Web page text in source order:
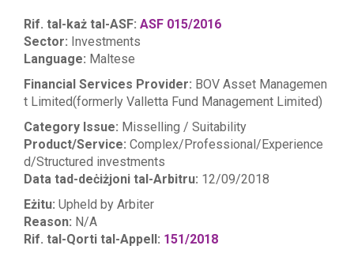
Rif. tal-każ tal-ASF: ASF 015/2016
Sector: Investments
Language: Maltese
Financial Services Provider: BOV Asset Managemen
t Limited(formerly Valletta Fund Management Limited)
Category Issue: Misselling / Suitability
Product/Service: Complex/Professional/Experience
d/Structured investments
Data tad-deċiżjoni tal-Arbitru: 12/09/2018
Eżitu: Upheld by Arbiter
Reason: N/A
Rif. tal-Qorti tal-Appell: 151/2018